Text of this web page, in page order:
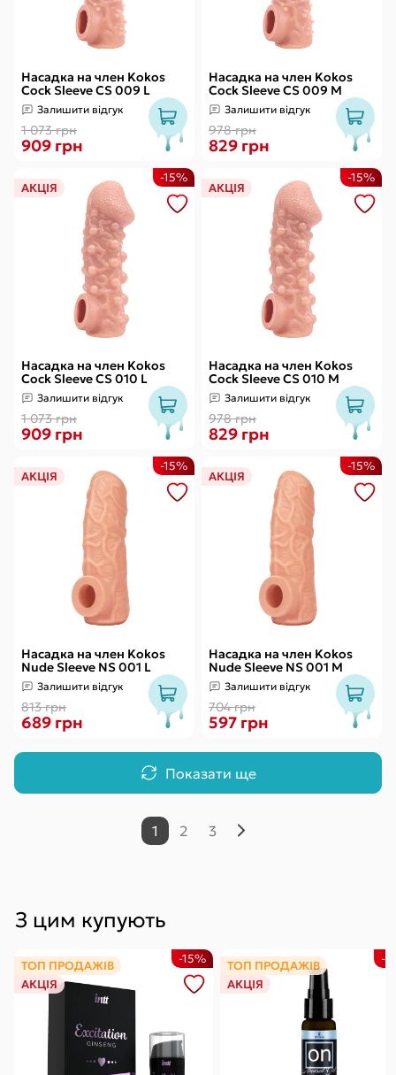
Насадка на член Kokos
Cock Sleeve CS 009 L
Залишити відгук
1 073 грн
909 грн
Насадка на член Kokos
Cock Sleeve CS 009 M
Залишити відгук
978 грн
829 грн
АКЦІЯ
Насадка на член Kokos
Cock Sleeve CS 010 L
Залишити відгук
1 073 грн
-15%
909 грн
АКЦІЯ
Насадка на член Kokos
Cock Sleeve CS 010 M
Залишити відгук
978 грн
-15%
829 грн
АКЦІЯ
Насадка на член Kokos
Nude Sleeve NS 001 L
Залишити відгук
813 грн
-15%
689 грн
АКЦІЯ
Насадка на член Kokos
Nude Sleeve NS 001 M
Залишити відгук
704 грн
-15%
597 грн
Показати ще
1 2 3
З цим купують
ТОП ПРОДАЖІВ
АКЦІЯ
-15%
ТОП ПРОДАЖІВ
АКЦІЯ
-